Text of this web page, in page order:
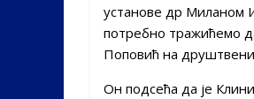
установе др Миланом
потребно тражићемо
Поповић на
Он подсећа да је